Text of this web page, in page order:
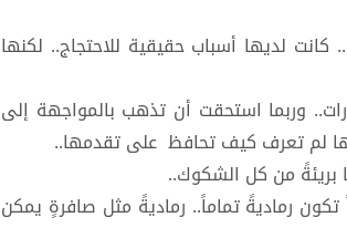
لديها أسباب حقيقية للاحتجاج.. لكنها
وربما استحقت أن تذهب بالمواجهة إلى
لم تعرف كيف تحافظ على تقدمها..
بريئةً من كل الشكوك..
رماديةً تماماً.. رماديةً مثل صافرةٍ يمكن